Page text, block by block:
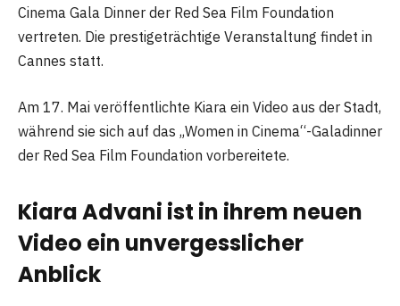
Cinema Gala Dinner der Red Sea Film Foundation
vertreten. Die prestigeträchtige Veranstaltung findet in
Cannes statt.
Am 17. Mai veröffentlichte Kiara ein Video aus der Stadt,
während sie sich auf das „Women in Cinema“-Galadinner
der Red Sea Film Foundation vorbereitete.
Kiara Advani ist in ihrem neuen
Video ein unvergesslicher
Anblick